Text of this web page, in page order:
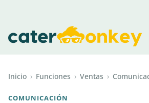
Inicio › Funciones › Ventas ›
COMUNICACIÓN